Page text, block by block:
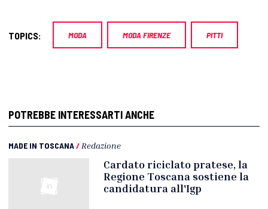
TOPICS: MODA MODA FIRENZE PITTI
POTREBBE INTERESSARTI ANCHE
MADE IN TOSCANA/ Redazione
Cardato riciclato pratese, la
Regione Toscana sostiene la
candidatura all'Igp